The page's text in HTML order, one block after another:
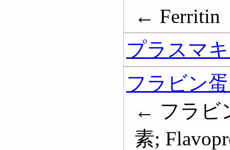
← Ferritin
プラスマ
フラビン
← フラビ
素;